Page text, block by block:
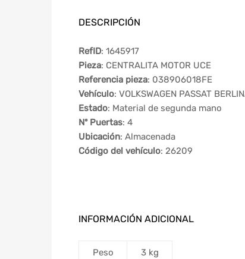
DESCRIPCIÓN
RefID: 1645917
Pieza: CENTRALITA MOTOR UCE
Referencia pieza: 038906018FE
Vehículo: VOLKSWAGEN PASSAT
Estado: Material de segunda mano
Nº Puertas: 4
Ubicación: Almacenada
Código del vehículo: 26209
INFORMACIÓN ADICIONAL
Peso 3 kg